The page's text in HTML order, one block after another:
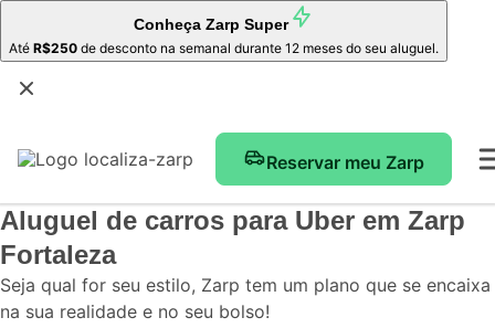
Conheça Zarp Super
Até R$250 de desconto na semanal durante 12 meses do seu aluguel.
Reservar meu Zarp
Aluguel de carros para Uber em Zarp
Fortaleza
Seja qual for seu estilo, Zarp tem um plano que se encaixa
na sua realidade e no seu bolso!